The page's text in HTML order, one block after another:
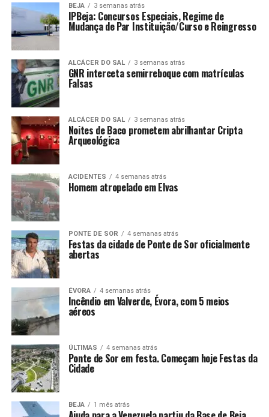
BEJA 3 semanas atrás
IPBeja: Concursos Especiais, Regime de
Mudança de Par Instituição/Curso e Reingresso
ALCÁCER DO SAL 3 semanas atrás
GNR interceta semirreboque com matrículas
Falsas
ALCÁCER DO SAL 3 semanas atrás
Noites de Baco prometem abrilhantar Cripta
Arqueológica
ACIDENTES 4 semanas atrás
Homem atropelado em Elvas
PONTE DE SOR 4 semanas atrás
Festas da cidade de Ponte de Sor oficialmente
abertas
ÉVORA 4 semanas atrás
Incêndio em Valverde, Évora, com 5 meios
aéreos
ÚLTIMAS 4 semanas atrás
Ponte de Sor em festa. Começam hoje Festas da
Cidade
BEJA 1 mês atrás